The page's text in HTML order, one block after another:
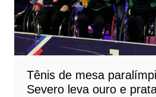
Tênis de mesa
Severo leva ouro e